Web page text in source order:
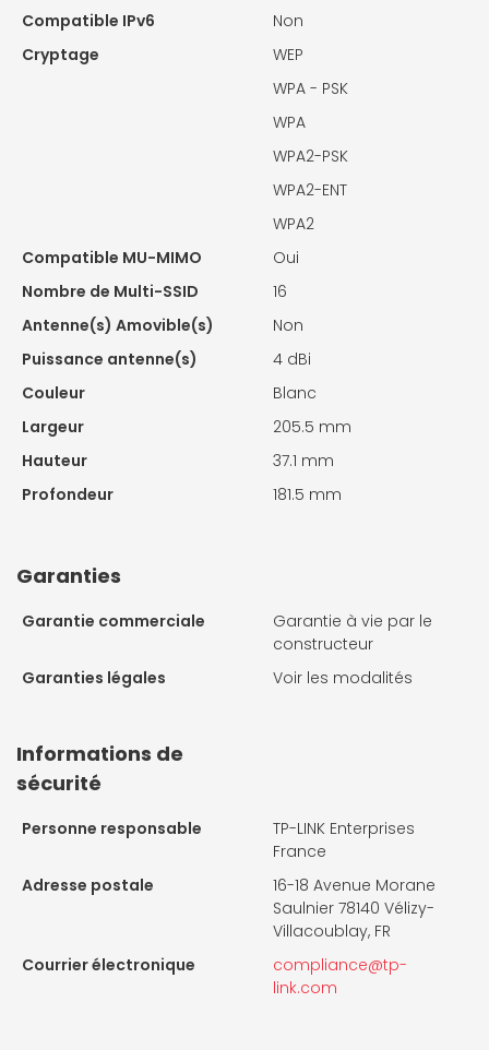
Compatible IPv6
Non
Cryptage
WEP
WPA - PSK
WPA
WPA2-PSK
WPA2-ENT
WPA2
Compatible MU-MIMO
Oui
Nombre de Multi-SSID
16
Antenne(s) Amovible(s)
Non
Puissance antenne(s)
4 dBi
Couleur
Blanc
Largeur
205.5 mm
Hauteur
37.1 mm
Profondeur
181.5 mm
Garanties
Garantie commerciale
Garantie à vie par le
constructeur
Garanties légales
Voir les modalités
Informations de
sécurité
Personne responsable
TP-LINK Enterprises
France
Adresse postale
16-18 Avenue Morane
Saulnier 78140 Vélizy-
Villacoublay, FR
Courrier électronique
compliance@tp-
link.com